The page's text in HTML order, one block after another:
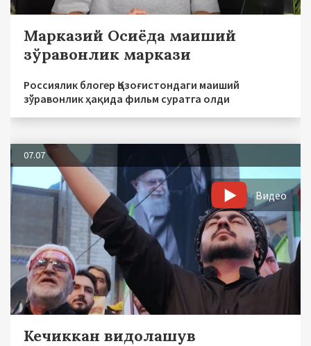
Марказий Осиёда маиший
зўравонлик маркази
Россиялик блогер Қозоғистондаги маиший
зўравонлик ҳақида фильм суратга олди
07.07
Видео
Кечиккан видолашув